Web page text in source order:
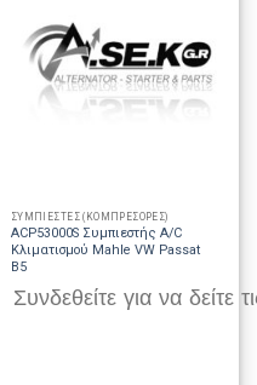
ΣΥΜΠΙΕΣΤΕΣ (ΚΟΜΠΡΕΣΟΡΕΣ)
ACP53000S Συμπιεστής A/C
Κλιματισμού Mahle VW Passat
B5
Συνδεθείτε για να δείτε